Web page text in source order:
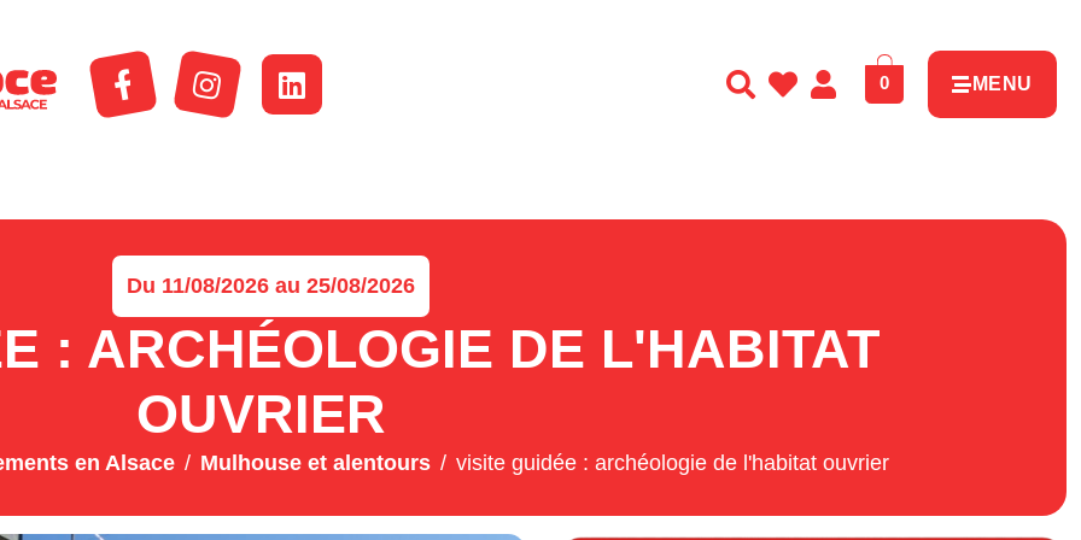
0 MENU
Du 11/08/2026 au 25/08/2026
: ARCHÉOLOGIE DE L'HABITAT
OUVRIER
en Alsace Mulhouse et alentours visite guidée : archéologie de l'habitat ouvrier